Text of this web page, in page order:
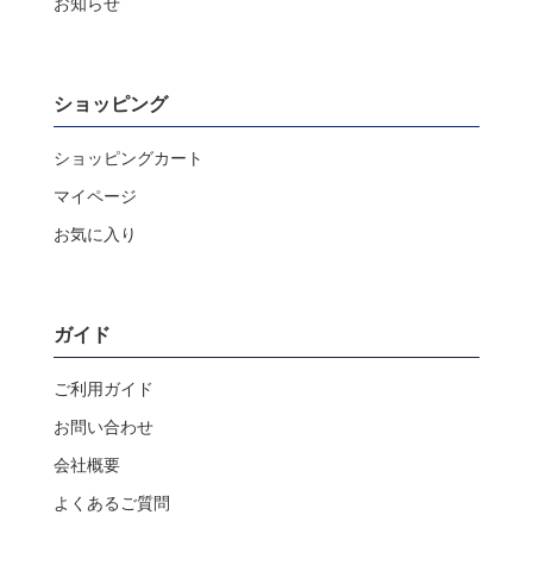
ショッピング
ショッピングカート
マイページ
お気に入り
ガイド
ご利用ガイド
お問い合わせ
会社概要
よくあるご質問